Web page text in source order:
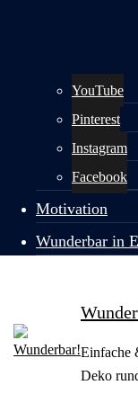
YouTube
Pinterest
Instagram
Facebook
Motivation
Wunderbar in
Einfache
Deko